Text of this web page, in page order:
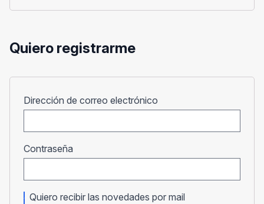
Quiero registrarme
Dirección de correo electrónico
Contraseña
Quiero recibir las novedades por mail